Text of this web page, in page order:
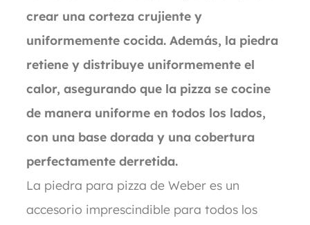
crear una corteza crujiente y
uniformemente cocida. Además, la piedra
retiene y distribuye uniformemente el
calor, asegurando que la pizza se cocine
de manera uniforme en todos los lados,
con una base dorada y una cobertura
perfectamente derretida.
La piedra para pizza de Weber es un
accesorio imprescindible para todos los